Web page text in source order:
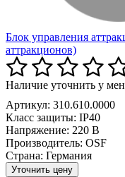
Блок управления
аттракционов)
Наличие уточнить у
Артикул: 310.610.0000
Класс защиты: IP40
Напряжение: 220 В
Производитель: OSF
Страна: Германия
Уточнить цену